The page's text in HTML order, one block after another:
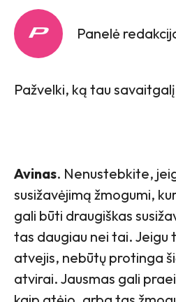
Panelė
Pažvelki, ką tau
Avinas. Nenustebkite,
susižavėjimą žmogumi,
gali būti draugiškas
tas daugiau nei tai. Jeigu
atvejis, nebūtų protinga
atvirai. Jausmas gali